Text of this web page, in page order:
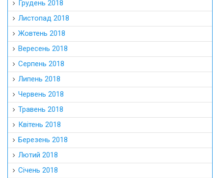
Грудень 2018
Листопад 2018
Жовтень 2018
Вересень 2018
Серпень 2018
Липень 2018
Червень 2018
Травень 2018
Квітень 2018
Березень 2018
Лютий 2018
Січень 2018